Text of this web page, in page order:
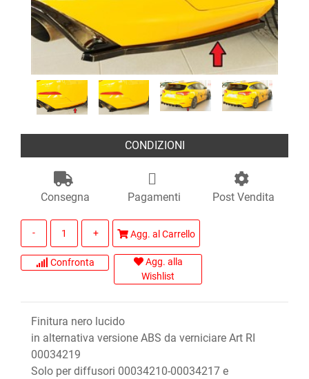
CONDIZIONI
Consegna Pagamenti Post Vendita
Agg. al Carrello
Confronta
Agg. alla
Wishlist
Finitura nero lucido
in alternativa versione ABS da verniciare Art RI
00034219
Solo per diffusori 00034210-00034217 e